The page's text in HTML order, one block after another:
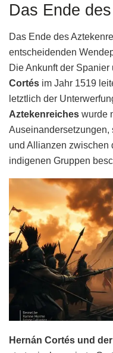
Das Ende
Das Ende des
entscheidenden
Die Ankunft der
Cortés im Jahr 1519
letztlich der
Aztekenreiches wurde
Auseinandersetzungen,
und Allianzen zwischen
indigenen Gruppen
Hernán Cortés und